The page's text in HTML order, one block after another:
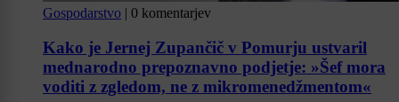
Gospodarstvo | 0 komentarjev
Kako je Jernej Zupančič v Pomurju ustvaril
mednarodno prepoznavno podjetje: »Šef mora
voditi z zgledom, ne z mikromenedžmentom«